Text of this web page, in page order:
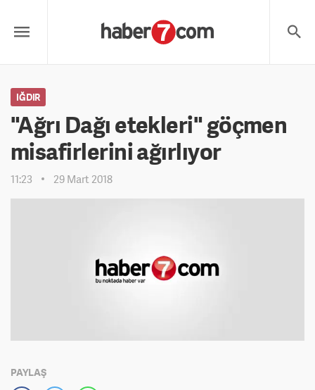
IĞDIR
"Ağrı Dağı etekleri" göçmen
misafirlerini ağırlıyor
11:23 29 Mart 2018
PAYLAŞ